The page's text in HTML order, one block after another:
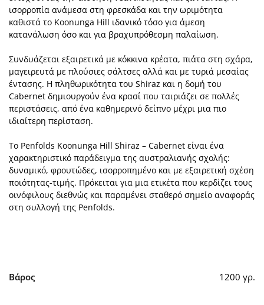
ισορροπία ανάμεσα στη φρεσκάδα και την ωριμότητα
καθιστά το Koonunga Hill ιδανικό τόσο για άμεση
κατανάλωση όσο και για βραχυπρόθεσμη παλαίωση.
Συνδυάζεται εξαιρετικά με κόκκινα κρέατα, πιάτα στη σχάρα,
μαγειρευτά με πλούσιες σάλτσες αλλά και με τυριά μεσαίας
έντασης. Η πληθωρικότητα του Shiraz και η δομή του
Cabernet δημιουργούν ένα κρασί που ταιριάζει σε πολλές
περιστάσεις, από ένα καθημερινό δείπνο μέχρι μια πιο
ιδιαίτερη περίσταση.
Το Penfolds Koonunga Hill Shiraz – Cabernet είναι ένα
χαρακτηριστικό παράδειγμα της αυστραλιανής σχολής:
δυναμικό, φρουτώδες, ισορροπημένο και με εξαιρετική σχέση
ποιότητας-τιμής. Πρόκειται για μια ετικέτα που κερδίζει τους
οινόφιλους διεθνώς και παραμένει σταθερό σημείο αναφοράς
στη συλλογή της Penfolds.
Βάρος 1200 γρ.